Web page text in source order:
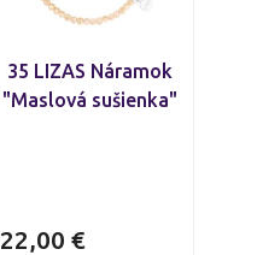
35 LIZAS Náramok
"Maslová sušienka"
22,00 €